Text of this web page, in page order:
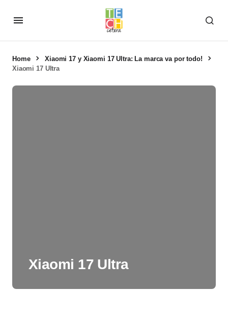
Home
Xiaomi 17 y Xiaomi 17 Ultra: La marca va por todo!
Xiaomi 17 Ultra
Xiaomi 17 Ultra